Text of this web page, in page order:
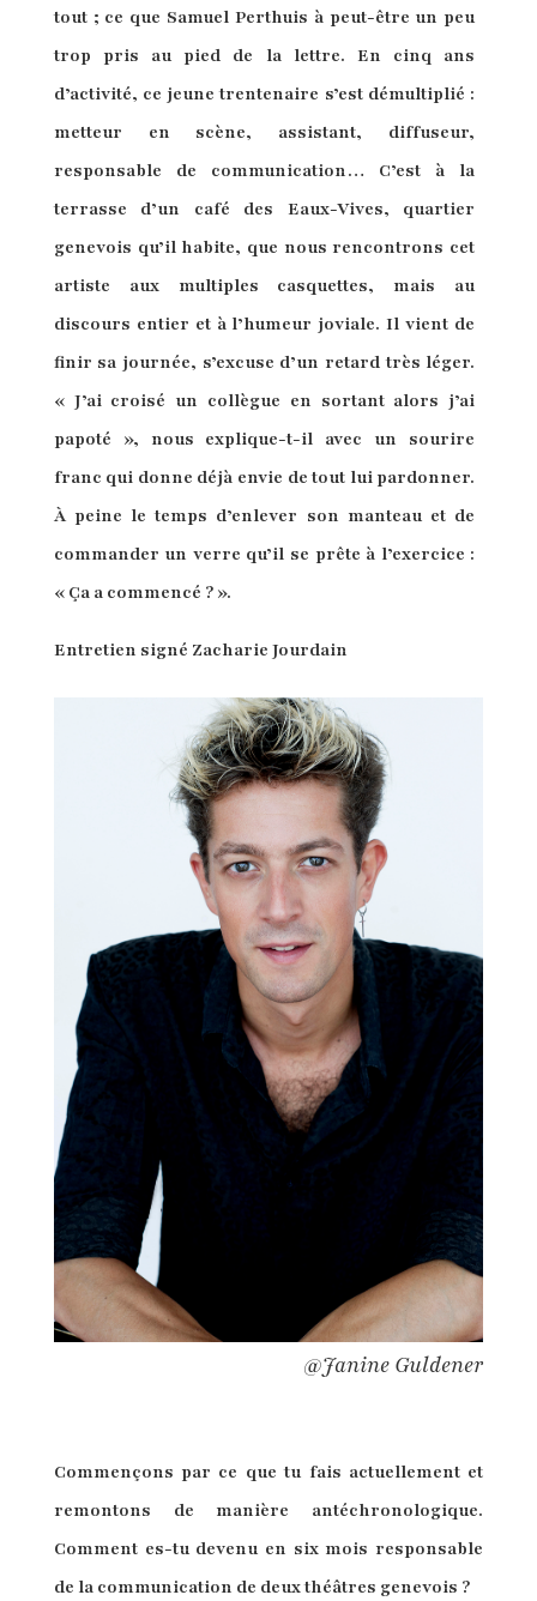
tout ; ce que Samuel Perthuis à peut-être un peu
trop pris au pied de la lettre. En cinq ans
d’activité, ce jeune trentenaire s’est démultiplié :
metteur en scène, assistant, diffuseur,
responsable de communication… C’est à la
terrasse d’un café des Eaux-Vives, quartier
genevois qu’il habite, que nous rencontrons cet
artiste aux multiples casquettes, mais au
discours entier et à l’humeur joviale. Il vient de
finir sa journée, s’excuse d’un retard très léger.
« J’ai croisé un collègue en sortant alors j’ai
papoté », nous explique-t-il avec un sourire
franc qui donne déjà envie de tout lui pardonner.
À peine le temps d’enlever son manteau et de
commander un verre qu’il se prête à l’exercice :
« Ça a commencé ? ».
Entretien signé Zacharie Jourdain
@Janine Guldener
Commençons par ce que tu fais actuellement et
remontons de manière antéchronologique.
Comment es-tu devenu en six mois responsable
de la communication de deux théâtres genevois ?